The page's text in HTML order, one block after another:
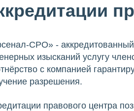
СРО» -
изысканий услугу
с компанией
разрешения.
правового центра